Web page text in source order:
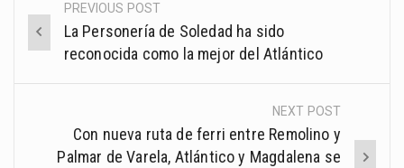
Post
navigation
PREVIOUS POST
La Personería de Soledad ha sido
reconocida como la mejor del Atlántico
NEXT POST
Con nueva ruta de ferri entre Remolino y
Palmar de Varela, Atlántico y Magdalena se